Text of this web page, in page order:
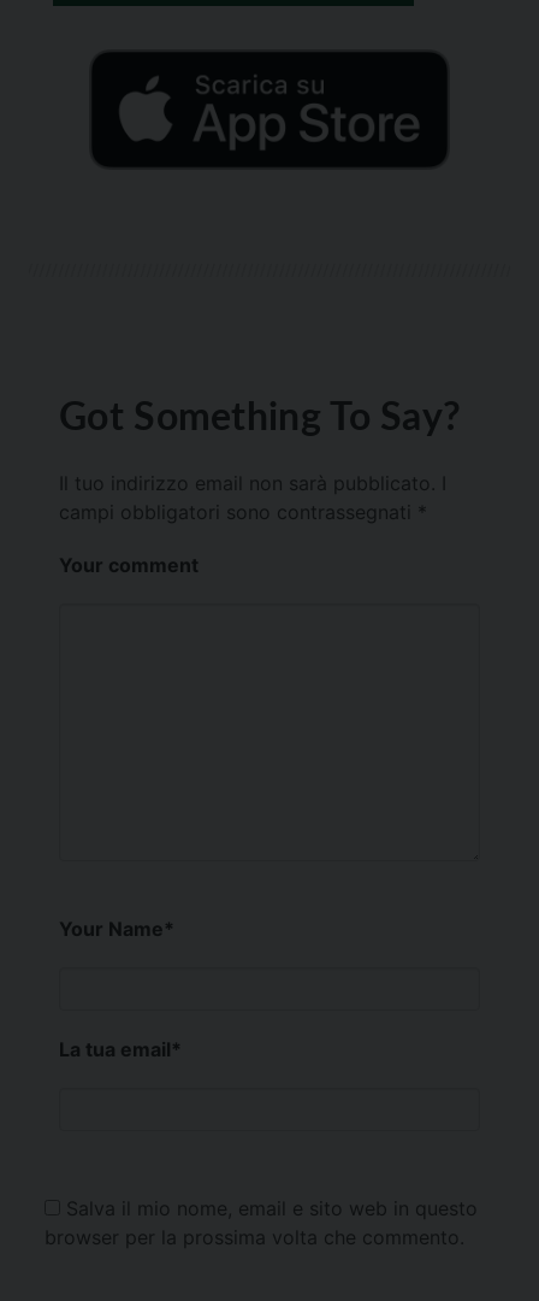
Got Something To Say?
Il tuo indirizzo email non sarà pubblicato.
campi obbligatori sono contrassegnati *
Your comment
Your Name*
La tua email*
Salva il mio nome, email e sito web in questo
browser per la prossima volta che commento.